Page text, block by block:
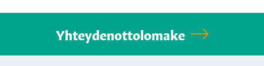
Yhteydenottolomake